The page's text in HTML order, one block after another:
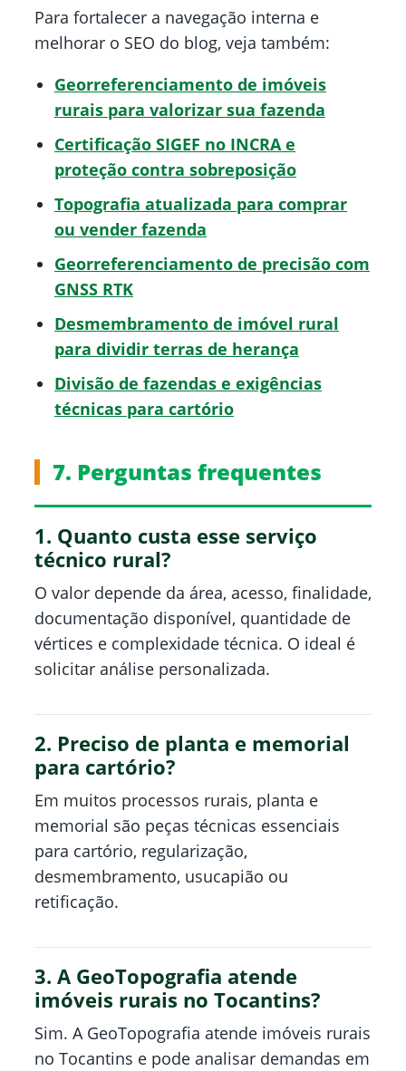
Para fortalecer a navegação interna e
melhorar o SEO do blog, veja também:
Georreferenciamento de imóveis
rurais para valorizar sua fazenda
Certificação SIGEF no INCRA e
proteção contra sobreposição
Topografia atualizada para comprar
ou vender fazenda
Georreferenciamento de precisão com
GNSS RTK
Desmembramento de imóvel rural
para dividir terras de herança
Divisão de fazendas e exigências
técnicas para cartório
7. Perguntas frequentes
1. Quanto custa esse serviço
técnico rural?
O valor depende da área, acesso, finalidade,
documentação disponível, quantidade de
vértices e complexidade técnica. O ideal é
solicitar análise personalizada.
2. Preciso de planta e memorial
para cartório?
Em muitos processos rurais, planta e
memorial são peças técnicas essenciais
para cartório, regularização,
desmembramento, usucapião ou
retificação.
3. A GeoTopografia atende
imóveis rurais no Tocantins?
Sim. A GeoTopografia atende imóveis rurais
no Tocantins e pode analisar demandas em